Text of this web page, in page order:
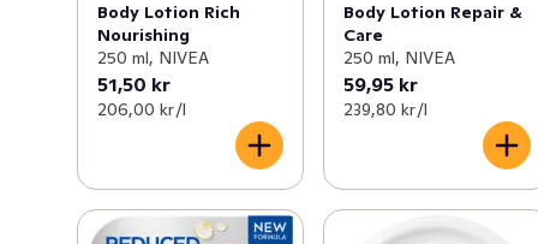
Body Lotion Rich
Nourishing
250 ml, NIVEA
51,50 kr
206,00 kr /l
Body Lotion Repair &
Care
250 ml, NIVEA
59,95 kr
239,80 kr /l